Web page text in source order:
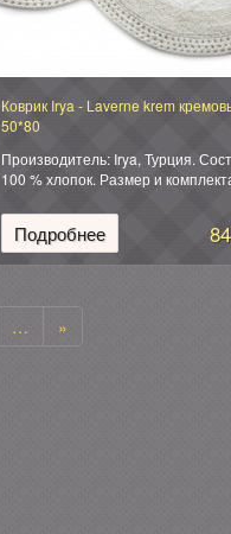
Коврик Irya - Laverne krem
50*80
Производитель: Irya, Турция.
100 % хлопок. Размер и
фирменная силиконовая.
Подробнее
… »